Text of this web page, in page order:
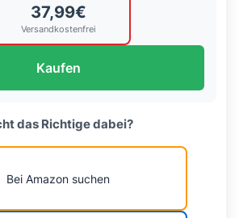
37,99€
Versandkostenfrei
Kaufen
das Richtige dabei?
Bei Amazon suchen